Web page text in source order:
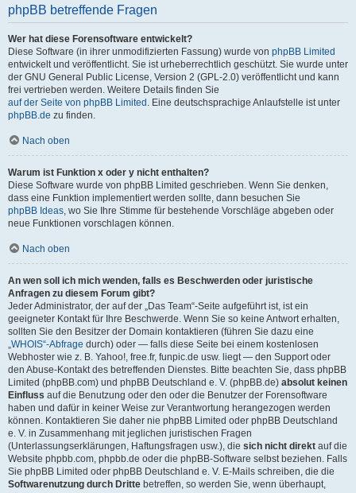
phpBB betreffende Fragen
Wer hat diese Forensoftware entwickelt?
Diese Software (in ihrer unmodifizierten Fassung) wurde von phpBB Limited
entwickelt und veröffentlicht. Sie ist urheberrechtlich geschützt. Sie wurde unter
der GNU General Public License, Version 2 (GPL-2.0) veröffentlicht und kann
frei vertrieben werden. Weitere Details finden Sie
auf der Seite von phpBB Limited . Eine deutschsprachige Anlaufstelle ist unter
phpBB.de zu finden.
Nach oben
Warum ist Funktion x oder y nicht enthalten?
Diese Software wurde von phpBB Limited geschrieben. Wenn Sie denken,
dass eine Funktion implementiert werden sollte, dann besuchen Sie
phpBB Ideas, wo Sie Ihre Stimme für bestehende Vorschläge abgeben oder
neue Funktionen vorschlagen können.
Nach oben
An wen soll ich mich wenden, falls es Beschwerden oder juristische
Anfragen zu diesem Forum gibt?
Jeder Administrator, der auf der „Das Team“-Seite aufgeführt ist, ist ein
geeigneter Kontakt für Ihre Beschwerde. Wenn Sie so keine Antwort erhalten,
sollten Sie den Besitzer der Domain kontaktieren (führen Sie dazu eine
„WHOIS“-Abfrage durch) oder — falls diese Seite bei einem kostenlosen
Webhoster wie z. B. Yahoo!, free.fr, funpic.de usw. liegt — den Support oder
den Abuse-Kontakt des betreffenden Dienstes. Bitte beachten Sie, dass phpBB
Limited (phpBB.com) und phpBB Deutschland e. V. (phpBB.de) absolut keinen
Einfluss auf die Benutzung oder den oder die Benutzer der Forensoftware
haben und dafür in keiner Weise zur Verantwortung herangezogen werden
können. Kontaktieren Sie daher nie phpBB Limited oder phpBB Deutschland
e. V. in Zusammenhang mit jeglichen juristischen Fragen
(Unterlassungserklärungen, Haftungsfragen usw.), die sich nicht direkt auf die
Website phpbb.com, phpbb.de oder die phpBB-Software selbst beziehen. Falls
Sie phpBB Limited oder phpBB Deutschland e. V. E-Mails schreiben, die die
Softwarenutzung durch Dritte betreffen, so werden Sie, wenn überhaupt,